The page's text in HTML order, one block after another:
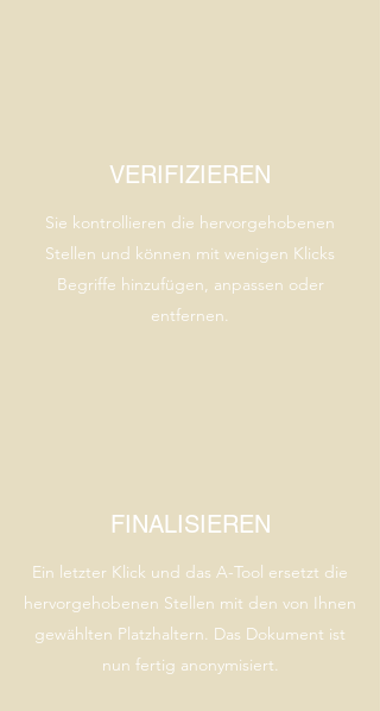
VERIFIZIEREN
Sie kontrollieren die hervorgehobenen
Stellen und können mit wenigen Klicks
Begriffe hinzufügen, anpassen oder
entfernen.
FINALISIEREN
Ein letzter Klick und das A-Tool ersetzt die
hervorgehobenen Stellen mit den von Ihnen
gewählten Platzhaltern. Das Dokument ist
nun fertig anonymisiert.